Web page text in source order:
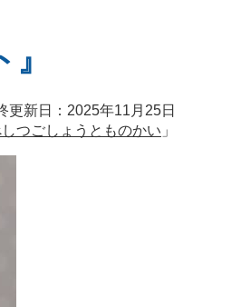
新日：2025年11月25日
つごしょうとものかい 」